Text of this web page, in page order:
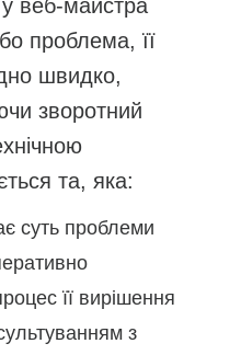
веб-майстра
проблема, її
швидко,
зворотний
та, яка:
суть проблеми
її вирішення
з